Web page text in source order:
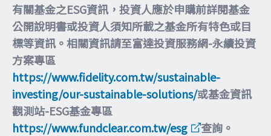
有關基金之ESG資訊，投資人應於申購前詳閱基金
公開說明書或投資人須知所載之基金所有特色或目
標等資訊。相關資訊請至富達投資服務網-永續投資
方案專區
https://www.fidelity.com.tw/sustainable-
investing/our-sustainable-solutions/或基金資訊
觀測站-ESG基金專區
https://www.fundclear.com.tw/esg
查詢。